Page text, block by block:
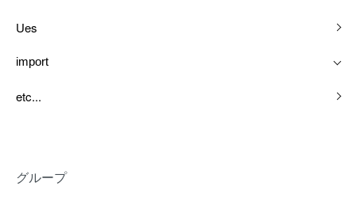
Ues
import
etc...
グループ